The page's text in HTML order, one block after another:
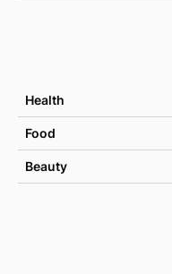
Health
Food
Beauty